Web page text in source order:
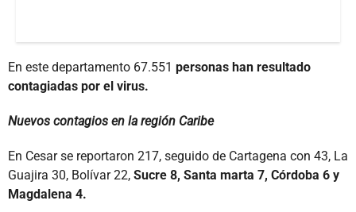
En este departamento 67.551 personas han resultado
contagiadas por el virus.
Nuevos contagios en la región Caribe
En Cesar se reportaron 217, seguido de Cartagena con 43, La
Guajira 30, Bolívar 22, Sucre 8, Santa marta 7, Córdoba 6 y
Magdalena 4.